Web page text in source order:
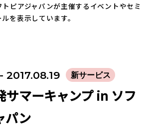
ピアジャパンが主催するイベントやセミ
を表示しています。
- 2017.08.19 新サービス
サマーキャンプ in ソフ
パン